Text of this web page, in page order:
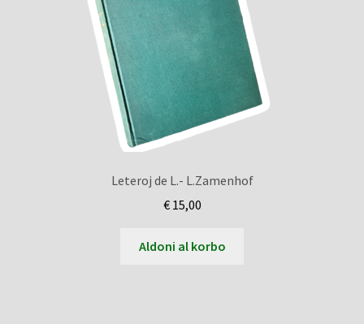
Leteroj de L.- L.Zamenhof
€15,00
Aldoni al korbo